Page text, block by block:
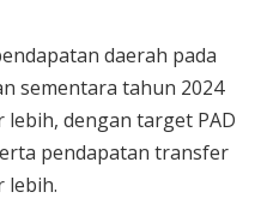
daerah pada
sementara tahun 2024
dengan target PAD
pendapatan transfer
lebih.